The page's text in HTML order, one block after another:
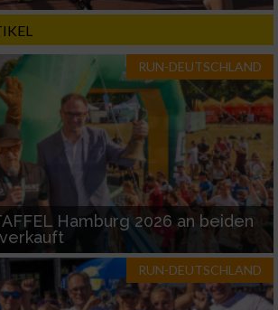
RUN-DEUTSCHLAND
Hamburg 2026 an beiden
RUN-DEUTSCHLAND